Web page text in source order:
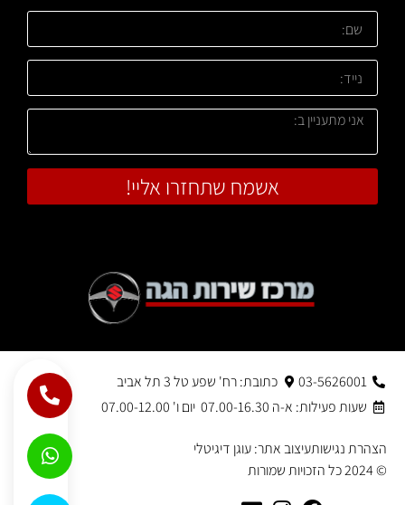
אשמח שתחזרו אליי!
03-5626001
כתובת: רח' שפע טל 3 תל אביב
שעות פעילות: א-ה 07.00-16.30 יום ו' 07.00-12.00
הצהרת נגישותעיצוב אתר: עוגן דיגיטלי
© 2024 כל הזכויות שמורות